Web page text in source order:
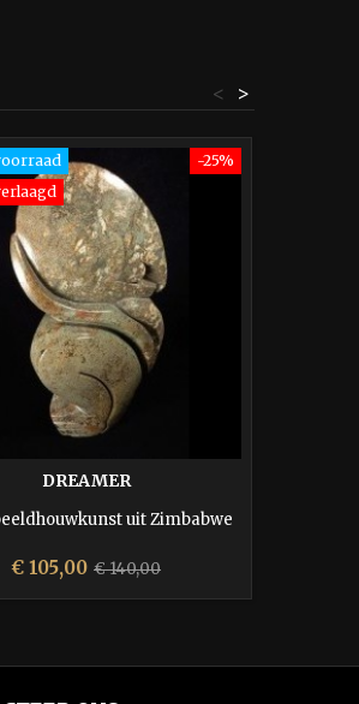
>
<
-25%
DREAMER
uit Zimbabwe
Prijs
€ 105,00 Normale
prijs
€ 140,00